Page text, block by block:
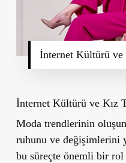
İnternet Kültürü ve
İnternet Kültürü ve Kız
Moda trendlerinin
ruhunu ve değişimlerini
bu süreçte önemli bir rol